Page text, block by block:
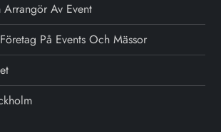
Av Event
På Events Och Mässor